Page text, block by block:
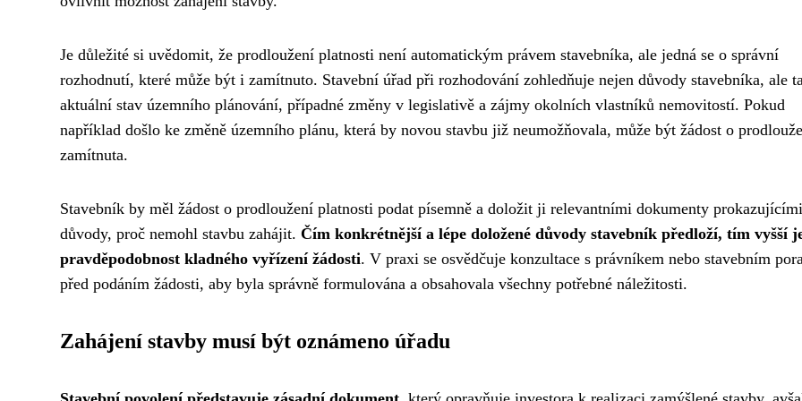
Je důležité si uvědomit, že prodloužení platnosti není automatickým právem stavebníka, ale jedná se o správní
rozhodnutí, které může být i zamítnuto. Stavební úřad při rozhodování zohledňuje nejen důvody stavebníka, ale
aktuální stav územního plánování, případné změny v legislativě a zájmy okolních vlastníků nemovitostí. Pokud
například došlo ke změně územního plánu, která by novou stavbu již neumožňovala, může být žádost o
zamítnuta.
Stavebník by měl žádost o prodloužení platnosti podat písemně a doložit ji relevantními dokumenty prokazujícími
důvody, proč nemohl stavbu zahájit. Čím konkrétnější a lépe doložené důvody stavebník předloží, tím vyšší
pravděpodobnost kladného vyřízení žádosti. V praxi se osvědčuje konzultace s právníkem nebo stavebním
před podáním žádosti, aby byla správně formulována a obsahovala všechny potřebné náležitosti.
Zahájení stavby musí být oznámeno úřadu